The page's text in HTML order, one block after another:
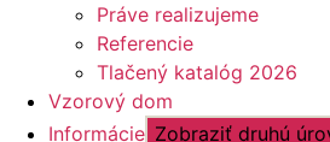
Práve realizujeme
Referencie
Tlačený katalóg 2026
Vzorový dom
Informácie Zobraziť druhú